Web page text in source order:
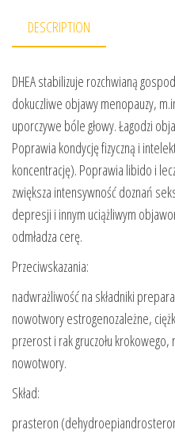
DESCRIPTION
DHEA stabilizuje rozchwianą
dokuczliwe objawy menopauzy,
uporczywe bóle głowy. Łagodzi
Poprawia kondycję fizyczną i
koncentrację). Poprawia libido i
zwiększa intensywność doznań
depresji i innym uciążliwym
odmładza cerę.
Przeciwskazania:
nadwrażliwość na składniki
nowotwory estrogenozależne,
przerost i rak gruczołu krokowego,
nowotwory.
Skład:
prasteron